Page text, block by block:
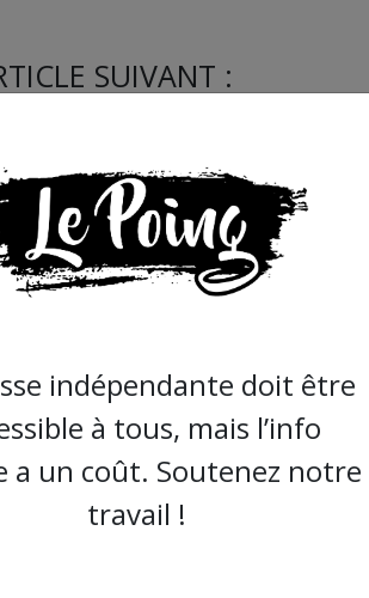
SUIVANT :
Montpellier : les
de Jean Monnet
mobilisés contre le
en présentiel
indépendante doit être
à tous, mais l’info
a un coût. Soutenez notre
travail !